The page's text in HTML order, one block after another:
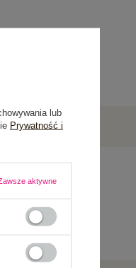
lub
Prywatność i
aktywne